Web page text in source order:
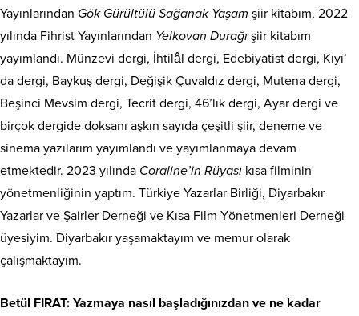
Yayınlarından Gök Gürültülü Sağanak Yaşam şiir kitabım, 2022
yılında Fihrist Yayınlarından Yelkovan Durağı şiir kitabım
yayımlandı. Münzevi dergi, İhtilâl dergi, Edebiyatist dergi, Kıyı’
da dergi, Baykuş dergi, Değişik Çuvaldız dergi, Mutena dergi,
Beşinci Mevsim dergi, Tecrit dergi, 46’lık dergi, Ayar dergi ve
birçok dergide doksanı aşkın sayıda çeşitli şiir, deneme ve
sinema yazılarım yayımlandı ve yayımlanmaya devam
etmektedir. 2023 yılında Coraline’in Rüyası kısa filminin
yönetmenliğinin yaptım. Türkiye Yazarlar Birliği, Diyarbakır
Yazarlar ve Şairler Derneği ve Kısa Film Yönetmenleri Derneği
üyesiyim. Diyarbakır yaşamaktayım ve memur olarak
çalışmaktayım.
Betül FIRAT: Yazmaya nasıl başladığınızdan ve ne kadar